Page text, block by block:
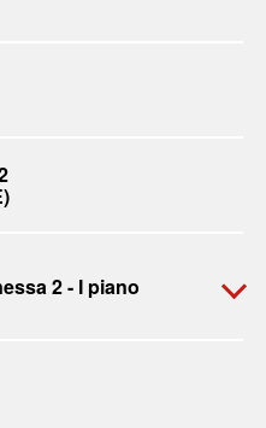
2 - I piano